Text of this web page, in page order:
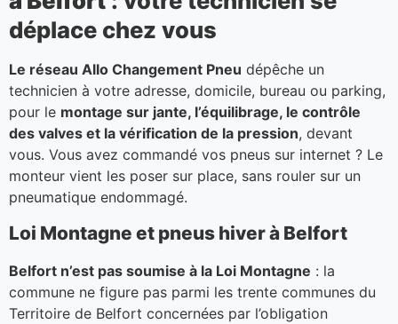
déplace chez vous
Le réseau Allo Changement Pneu dépêche un
technicien à votre adresse, domicile, bureau ou parking,
pour le montage sur jante, l’équilibrage, le contrôle
des valves et la vérification de la pression, devant
vous. Vous avez commandé vos pneus sur internet ? Le
monteur vient les poser sur place, sans rouler sur un
pneumatique endommagé.
Loi Montagne et pneus hiver à Belfort
Belfort n’est pas soumise à la Loi Montagne : la
commune ne figure pas parmi les trente communes du
Territoire de Belfort concernées par l’obligation